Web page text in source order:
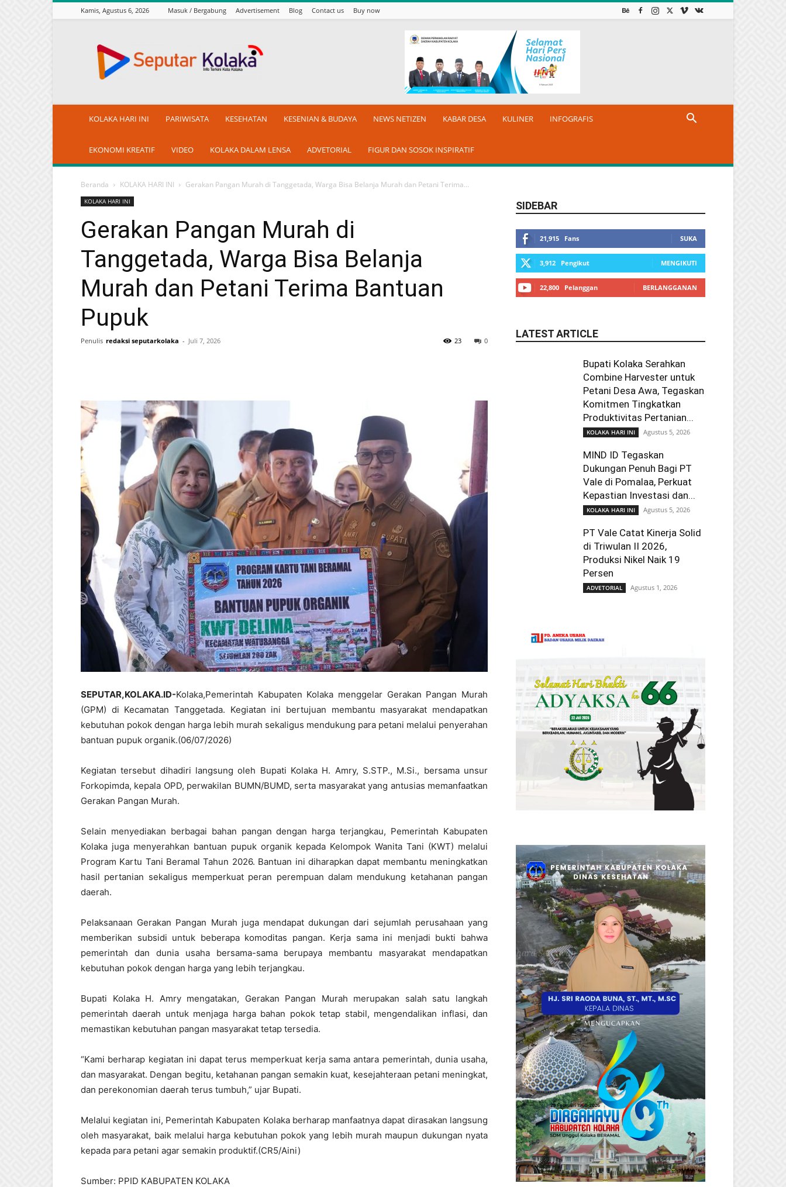
Kamis, Agustus 6, 2026 Masuk / Bergabung Advertisement Blog Contact us Buy now
KOLAKA HARI INI PARIWISATA KESEHATAN KESENIAN & BUDAYA NEWS NETIZEN KABAR DESA KULINER INFOGRAFIS
EKONOMI KREATIF VIDEO KOLAKA DALAM LENSA ADVETORIAL FIGUR DAN SOSOK INSPIRATIF
Beranda KOLAKA HARI INI Gerakan Pangan Murah di Tanggetada, Warga Bisa Belanja Murah dan Petani Terima...
KOLAKA HARI INI
Gerakan Pangan Murah di
Tanggetada, Warga Bisa Belanja
Murah dan Petani Terima Bantuan
Pupuk
Penulis redaksi seputarkolaka - Juli 7, 2026 0
23
SEPUTAR,KOLAKA.ID-Kolaka,Pemerintah Kabupaten Kolaka menggelar Gerakan Pangan Murah
(GPM) di Kecamatan Tanggetada. Kegiatan ini bertujuan membantu masyarakat mendapatkan
kebutuhan pokok dengan harga lebih murah sekaligus mendukung para petani melalui penyerahan
bantuan pupuk organik.(06/07/2026)
Kegiatan tersebut dihadiri langsung oleh Bupati Kolaka H. Amry, S.STP., M.Si., bersama unsur
Forkopimda, kepala OPD, perwakilan BUMN/BUMD, serta masyarakat yang antusias memanfaatkan
Gerakan Pangan Murah.
Selain menyediakan berbagai bahan pangan dengan harga terjangkau, Pemerintah Kabupaten
Kolaka juga menyerahkan bantuan pupuk organik kepada Kelompok Wanita Tani (KWT) melalui
Program Kartu Tani Beramal Tahun 2026. Bantuan ini diharapkan dapat membantu meningkatkan
hasil pertanian sekaligus memperkuat peran perempuan dalam mendukung ketahanan pangan
daerah.
Pelaksanaan Gerakan Pangan Murah juga mendapat dukungan dari sejumlah perusahaan yang
memberikan subsidi untuk beberapa komoditas pangan. Kerja sama ini menjadi bukti bahwa
pemerintah dan dunia usaha bersama-sama berupaya membantu masyarakat mendapatkan
kebutuhan pokok dengan harga yang lebih terjangkau.
Bupati Kolaka H. Amry mengatakan, Gerakan Pangan Murah merupakan salah satu langkah
pemerintah daerah untuk menjaga harga bahan pokok tetap stabil, mengendalikan inflasi, dan
memastikan kebutuhan pangan masyarakat tetap tersedia.
“Kami berharap kegiatan ini dapat terus memperkuat kerja sama antara pemerintah, dunia usaha,
dan masyarakat. Dengan begitu, ketahanan pangan semakin kuat, kesejahteraan petani meningkat,
dan perekonomian daerah terus tumbuh,” ujar Bupati.
Melalui kegiatan ini, Pemerintah Kabupaten Kolaka berharap manfaatnya dapat dirasakan langsung
oleh masyarakat, baik melalui harga kebutuhan pokok yang lebih murah maupun dukungan nyata
kepada para petani agar semakin produktif.(CR5/Aini)
Sumber: PPID KABUPATEN KOLAKA
SIDEBAR
21,915 Fans SUKA
3,912 Pengikut MENGIKUTI
22,800 Pelanggan BERLANGGANAN
LATEST ARTICLE
Bupati Kolaka Serahkan
Combine Harvester untuk
Petani Desa Awa, Tegaskan
Komitmen Tingkatkan
Produktivitas Pertanian...
KOLAKA HARI INI Agustus 5, 2026
MIND ID Tegaskan
Dukungan Penuh Bagi PT
Vale di Pomalaa, Perkuat
Kepastian Investasi dan...
KOLAKA HARI INI Agustus 5, 2026
PT Vale Catat Kinerja Solid
di Triwulan II 2026,
Produksi Nikel Naik 19
Persen
ADVETORIAL Agustus 1, 2026